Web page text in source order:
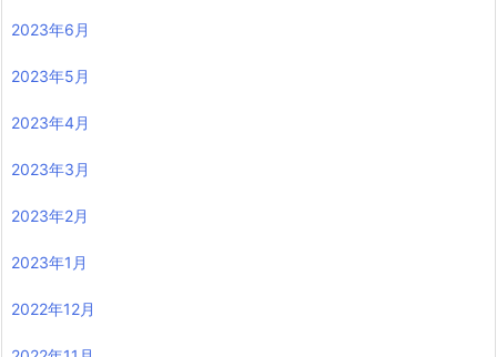
2023年6月
2023年5月
2023年4月
2023年3月
2023年2月
2023年1月
2022年12月